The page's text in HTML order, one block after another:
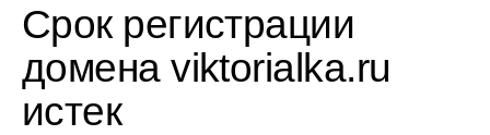
Срок регистрации
домена viktorialka.ru
истек